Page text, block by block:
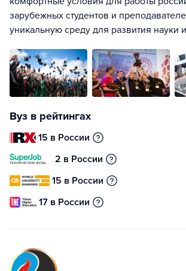
зарубежных студентов и
уникальную среду для развития науки
Вуз в рейтингах
15 в России
2 в России
15 в России
17 в России